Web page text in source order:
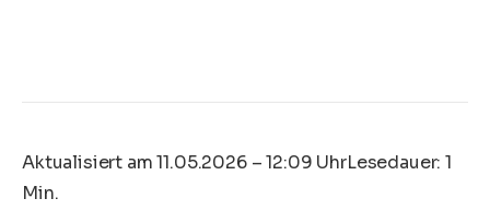
Aktualisiert am 11.05.2026 – 12:09 UhrLesedauer: 1
Min.